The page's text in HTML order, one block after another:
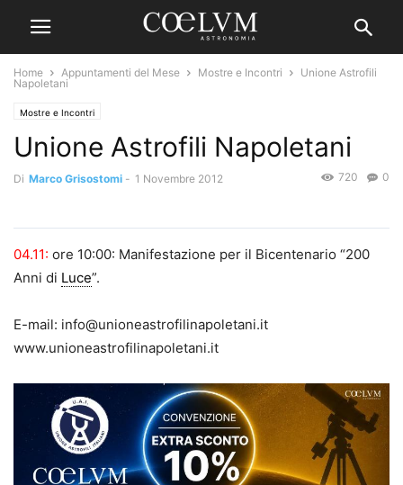
Home Appuntamenti del Mese Mostre e Incontri
Unione Astrofili
Napoletani
Mostre e Incontri
Unione Astrofili Napoletani
Di Marco Grisostomi - 1 Novembre 2012 0
720
04.11: ore 10:00: Manifestazione per il Bicentenario “200
Anni di Luce”.
E-mail: info@unioneastrofilinapoletani.it
www.unioneastrofilinapoletani.it